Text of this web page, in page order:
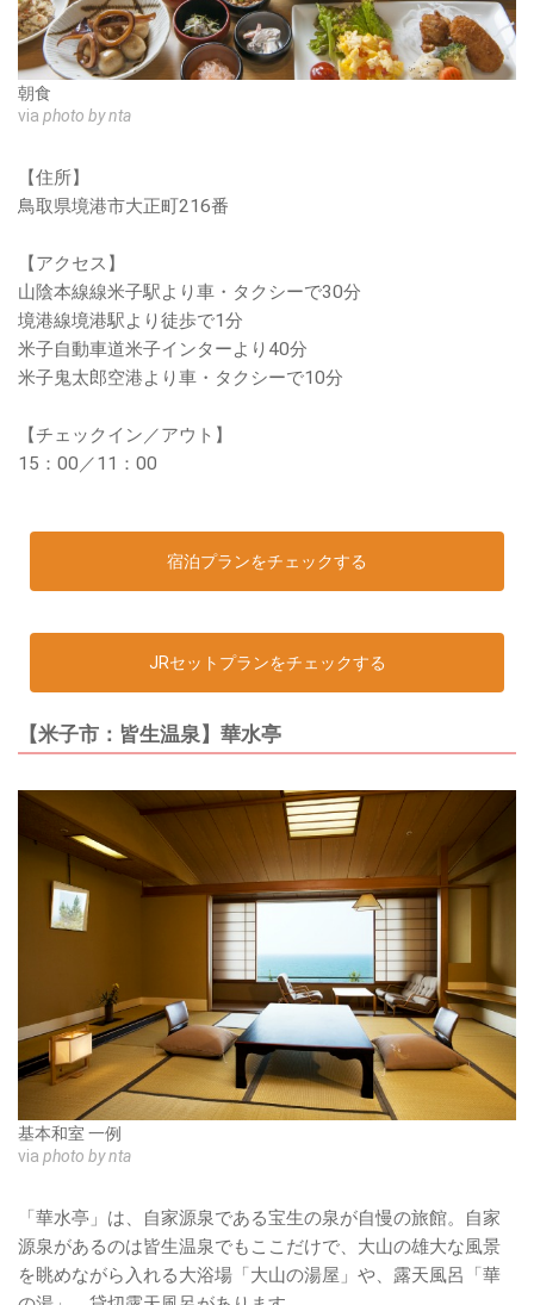
朝食
via photo by nta
【住所】
鳥取県境港市大正町216番
【アクセス】
山陰本線線米子駅より車・タクシーで30分
境港線境港駅より徒歩で1分
米子自動車道米子インターより40分
米子鬼太郎空港より車・タクシーで10分
【チェックイン／アウト】
15：00／11：00
宿泊プランをチェックする
JRセットプランをチェックする
【米子市：皆生温泉】華水亭
基本和室 一例
via photo by nta
「華水亭」は、自家源泉である宝生の泉が自慢の旅館。自家
源泉があるのは皆生温泉でもここだけで、大山の雄大な風景
を眺めながら入れる大浴場「大山の湯屋」や、露天風呂「華